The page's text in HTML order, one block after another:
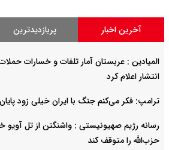
آخرین اخبار پربازدیدترین
المیادین : عربستان آمار تلفات و خسارات
انتشار اعلام کرد
ترامپ: فکر می‌کنم جنگ با ایران خیلی زود
رسانه رژیم صهیونیستی : واشنگتن از تل
حزب‌الله را متوقف کند